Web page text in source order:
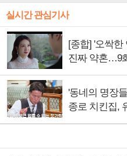
실시간 관심기사
[종합] '오싹
진짜 약혼…9
'동네의 명장
종로 치킨집,